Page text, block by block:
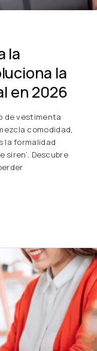
la
la
en 2026
de vestimenta
comodidad,
la formalidad
siren’. Descubre